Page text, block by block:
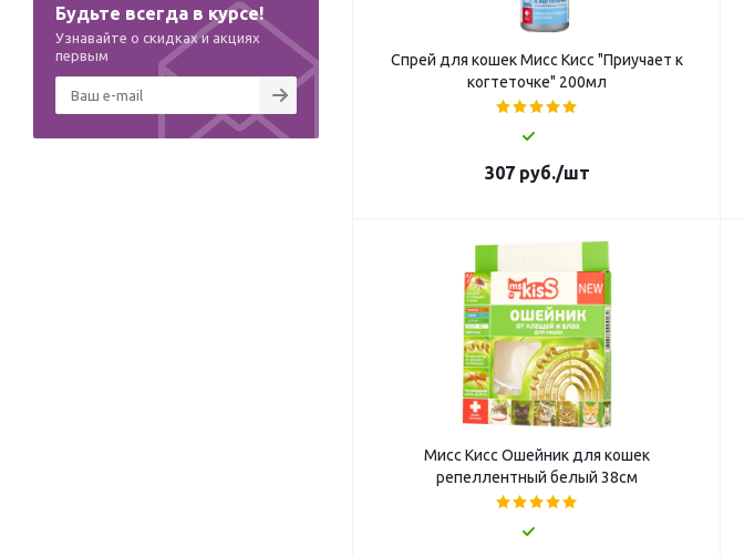
Спрей для кошек Мисс Кисс "Приучает к
когтеточке" 200мл
307руб./шт
Мисс Кисс Ошейник для кошек
репеллентный белый 38см
Будьте всегда в курсе!
Узнавайте о скидках и акциях
первым